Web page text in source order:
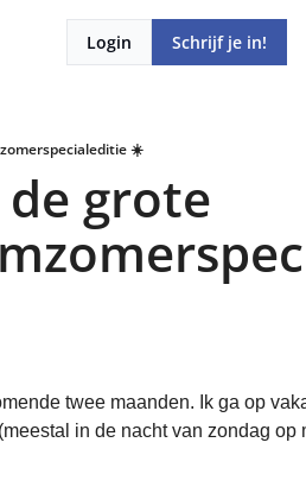
Login Schrijf je in!
☀️
grote
twee maanden. Ik ga op
in de nacht van zondag op